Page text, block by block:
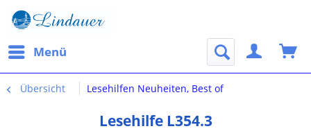
Menü
Übersicht Lesehilfen Neuheiten, Best of
Lesehilfe L354.3